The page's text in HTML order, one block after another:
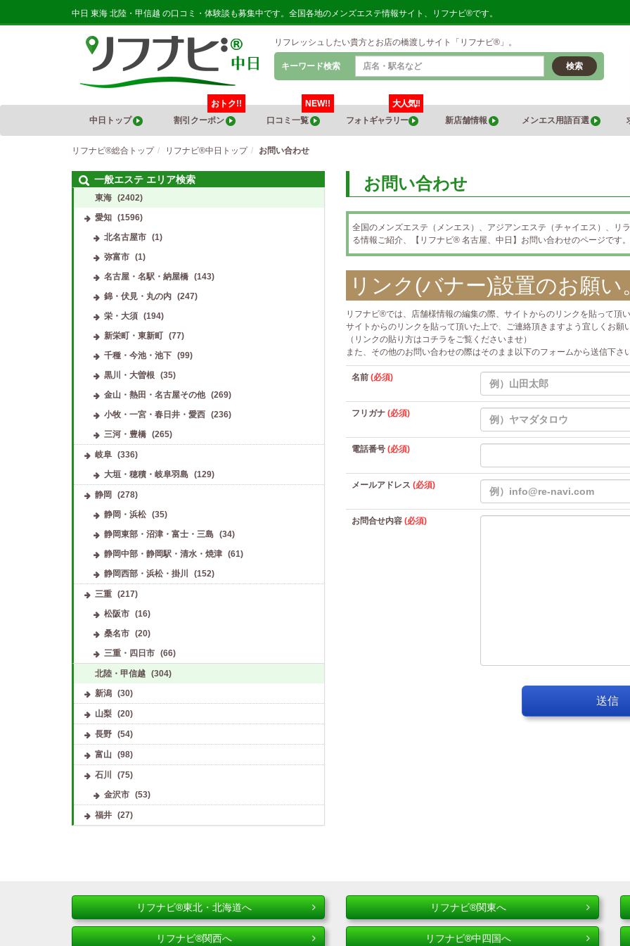
中日 東海 北陸・甲信越 の口コミ・体験談も募集中です。全国各地のメンズエステ情報サイト、リフナビ®です。
リフレッシュしたい貴方とお店の橋渡しサイト「リフナビ®」。
キーワード検索 検索
中日トップ 割引クーポン
おトク!!
口コミ一覧
NEW!!
フォトギャラリー
大人気!!
新店舗情報
メンエス用語百選
リフナビ®総合トップ リフナビ®中日トップ お問い合わせ
お問い合わせ
全国のメンズエステ（メンエス）、アジアンエステ（チャイエス）、リ
る情報ご紹介、【リフナビ® 名古屋、中日】お問い合わせのページです。
リンク(バナー)設置のお願い
リフナビ®では、店舗様情報の編集の際、サイトからのリンクを貼って頂い
サイトからのリンクを貼って頂いた上で、ご連絡頂きますよう宜しくお願
（リンクの貼り方はコチラ をご覧くださいませ）
また、その他のお問い合わせの際はそのまま以下のフォームから送信下さ
名前 (必須)
フリガナ (必須)
電話番号 (必須)
メールアドレス (必須)
お問合せ内容 (必須)
送信
一般エステ エリア検索
東海 (2402)
愛知 (1596)
北名古屋市
(1)
弥富市
(1)
名古屋・名駅・納屋橋
(143)
錦・伏見・丸の内
(247)
栄・大須
(194)
新栄町・東新町
(77)
千種・今池・池下
(99)
黒川・大曽根
(35)
金山・熱田・名古屋その他
(269)
小牧・一宮・春日井・愛西
(236)
三河・豊橋
(265)
岐阜 (336)
大垣・穂積・岐阜羽島
(129)
静岡
(278)
静岡・浜松
(35)
静岡東部・沼津・富士・三島
(34)
静岡中部・静岡駅・清水・焼津
(61)
静岡西部・浜松・掛川
(152)
三重 (217)
松阪市
(16)
桑名市
(20)
三重・四日市
(66)
北陸・甲信越 (304)
新潟 (30)
山梨 (20)
長野 (54)
富山 (98)
石川
(75)
金沢市
(53)
福井 (27)
リフナビ®東北・北海道へ リフナビ®関東へ
リフナビ®関西へ リフナビ®中四国へ